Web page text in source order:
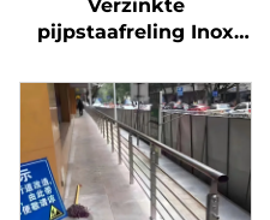
Verzinkte
pijpstaafreling Inox
balkonrelingen en
leuningen
traptoepassing
modern